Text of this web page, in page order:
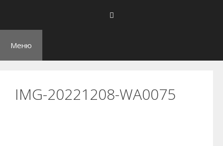
содержимому
Меню
IMG-20221208-WA0075